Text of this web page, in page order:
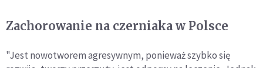
Zachorowanie na czerniaka w Polsce
"Jest nowotworem agresywnym, ponieważ szybko się